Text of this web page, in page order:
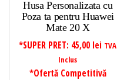
Husa Personalizata cu
Poza ta pentru Huawei
Mate 20 X
*SUPER PRET: 45,00 lei TVA
Inclus
*Ofertă Competitivă